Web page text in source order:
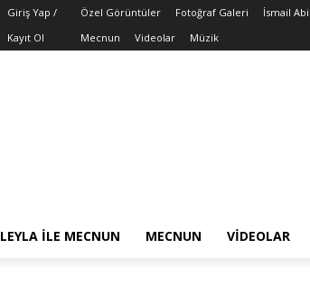
Giriş Yap /
Kayıt Ol
Özel Görüntüler Fotoğraf Galeri İsmail Abi
Mecnun
Videolar Müzik
LEYLA ILE MECNUN MECNUN VIDEOLAR